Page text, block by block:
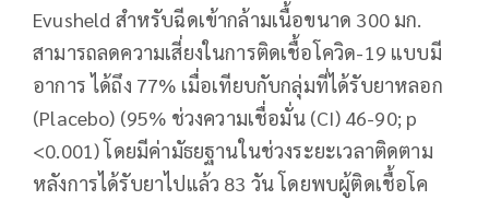
Evusheld สำหรับฉีดเข้ากล้ามเนื้อขนาด 300 มก.
สามารถลดความเสี่ยงในการติดเชื้อโควิด-19 แบบมี
อาการ ได้ถึง 77% เมื่อเทียบกับกลุ่มที่ได้รับยาหลอก
(Placebo) (95% ช่วงความเชื่อมั่น (CI) 46-90; p
<0.001) โดยมีค่ามัธยฐานในช่วงระยะเวลาติดตาม
หลังการได้รับยาไปแล้ว 83 วัน โดยพบผู้ติดเชื้อโค